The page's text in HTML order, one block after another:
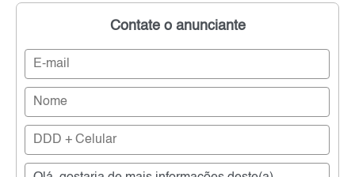
Contate o anunciante